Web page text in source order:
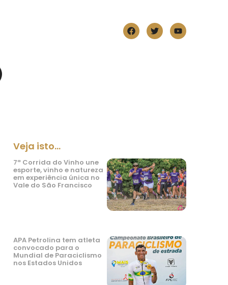
Veja isto...
7ª Corrida do Vinho une
esporte, vinho e natureza
em experiência única no
Vale do São Francisco
APA Petrolina tem atleta
convocado para o
Mundial de Paraciclismo
nos Estados Unidos